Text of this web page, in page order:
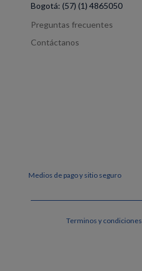
Bogotá: (57) (1) 4865050
Preguntas frecuentes
Contáctanos
Terminos y condiciones